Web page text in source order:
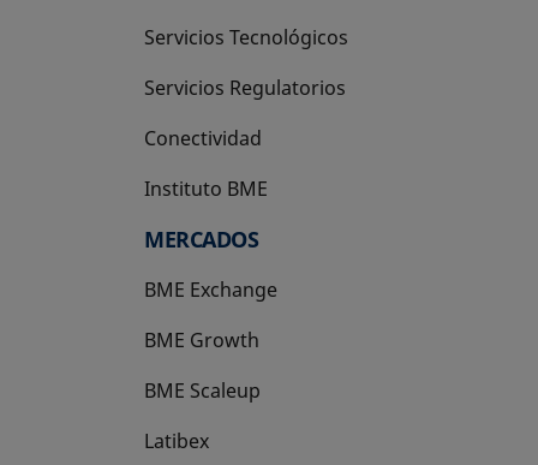
Servicios Tecnológicos
Servicios Regulatorios
Conectividad
Instituto BME
se abre en una pestaña nueva
MERCADOS
BME Exchange
BME Growth
se abre en una pestaña nueva
BME Scaleup
se abre en una pestaña nueva
Latibex
se abre en una pestaña nueva